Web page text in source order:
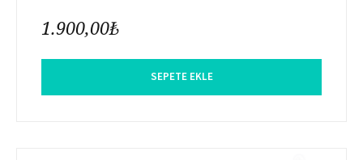
1.900,00₺
SEPETE EKLE